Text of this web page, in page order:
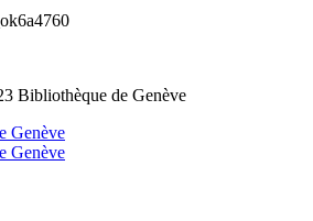
Bibliothèque de Genève